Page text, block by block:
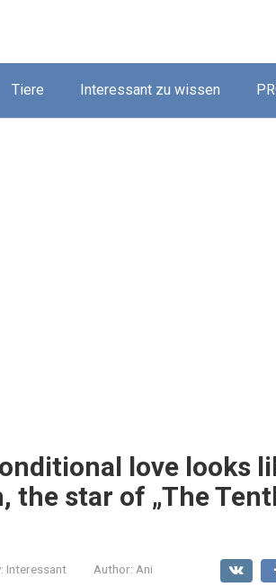
Tiere Interessant zu wissen
love looks
the star of „The
Interessant Author: Ani